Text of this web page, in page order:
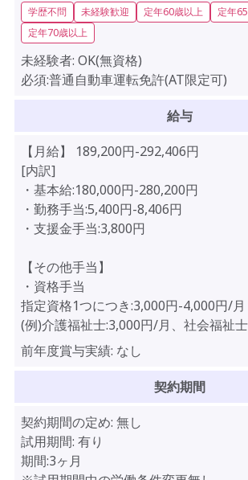
学歴不問 未経験歓迎 定年60歳以上
定年
定年70歳以上
未経験者: OK(無資格)
必須:普通自動車運転免許(AT限定可)
給与
【月給】 189,200円-292,406円
[内訳]
・基本給:180,000円-280,200円
・勤務手当:5,400円-8,406円
・支援金手当:3,800円
【その他手当】
・資格手当
指定資格1つにつき:3,000円-4,000円/月
(例)介護福祉士:3,000円/月、社会福祉
前年度賞与実績: なし
契約期間
契約期間の定め: 無し
試用期間: 有り
期間:3ヶ月